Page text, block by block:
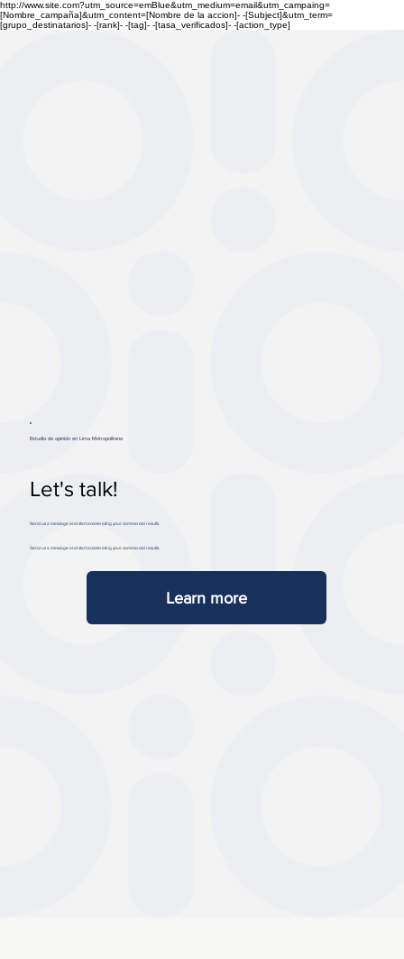
http://www.site.com?utm_source=emBlue&utm_medium=email&utm_campaing=
[Nombre_campaña]&utm_content=[Nombre de la accion]- -[Subject]&utm_term=
[grupo_destinatarios]- -[rank]- -[tag]- -[tasa_verificados]- -[action_type]
Estudio de opinión en Lima Metropolitana
Let's talk!
Send us a message and start accelerating your commercial results.
Send us a message and start accelerating your commercial results.
Learn more